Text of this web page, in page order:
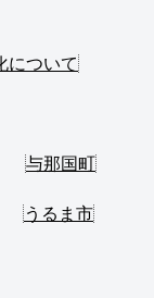
について
与那国町
うるま市